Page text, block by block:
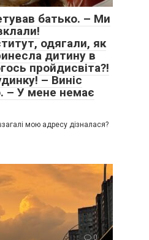
батько. – Ми
одягали, як
дитину в
пройдисвіта?!
– Виніс
– У мене немає
мою адресу дізналася?
0